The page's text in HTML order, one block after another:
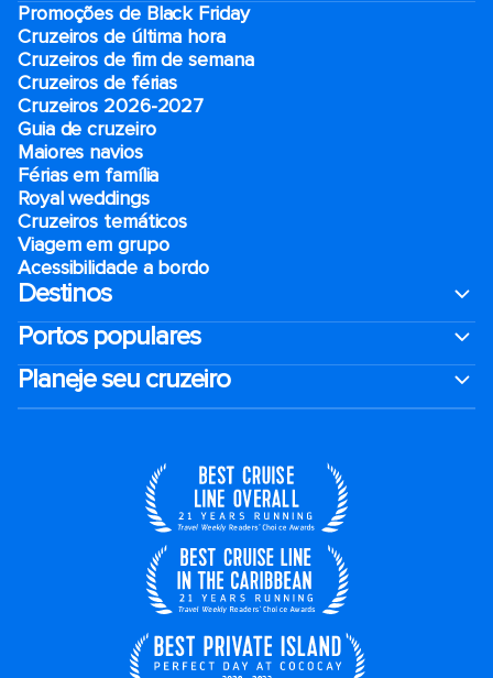
Promoções de Black Friday
Cruzeiros de última hora
Cruzeiros de fim de semana
Cruzeiros de férias
Cruzeiros 2026-2027
Guia de cruzeiro
Maiores navios
Férias em família
Royal weddings
Cruzeiros temáticos
Viagem em grupo
Acessibilidade a bordo
Destinos
Portos populares
Planeje seu cruzeiro